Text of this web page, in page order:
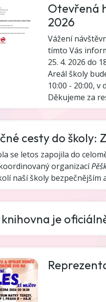
Otevřená
2026
Vážení
tímto Vás
25. 4. 2026 do
Areál školy
10:00 - 20:00, v
Děkujeme za
cesty do školy:
se letos zapojila do
organizací
naší školy bezpečnějším
knihovna je